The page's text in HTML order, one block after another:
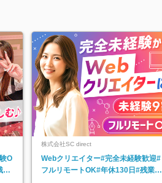
O
業
株式会社SC direct
Webクリエイター#完全未経験歓迎#
フルリモートOK#年休130日#残業月